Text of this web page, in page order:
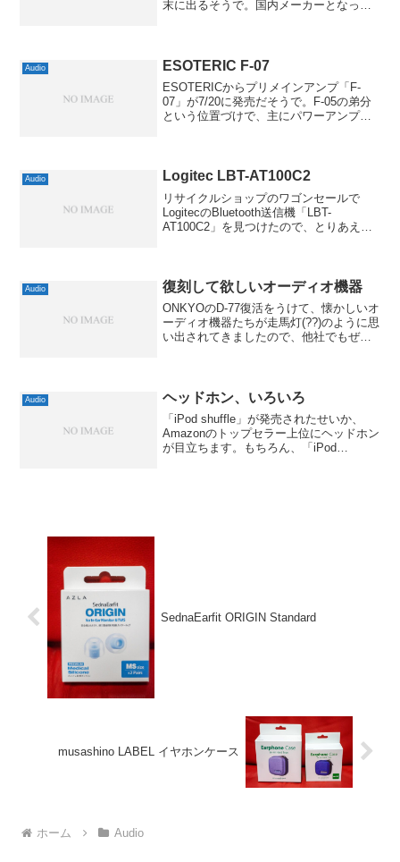
末に出るそうで。国内メーカーとなって
ィ...
Audio ESOTERIC F-07
ESOTERICからプリメインアンプ「F-
07」が7/20に発売だそうで。F-05の弟分
という位置づけで、主にパワーアンプ部
Audio Logitec LBT-AT100C2
リサイクルショップのワゴンセールで
LogitecのBluetooth送信機「LBT-
AT100C2」を見つけたので、とりあえず
Audio 復刻して欲しいオーディオ機器
ONKYOのD-77復活をうけて、懐かしいオ
ーディオ機器たちが走馬灯(??)のように思
い出されてきましたので、他社でもぜひ
ョイスですの...
Audio ヘッドホン、いろいろ
「iPod shuffle」が発売されたせいか、
Amazonのトップセラー上位にヘッドホン
が目立ちます。もちろん、「iPod
SednaEarfit ORIGIN Standard
musashino LABEL イヤホンケース
ホーム Audio